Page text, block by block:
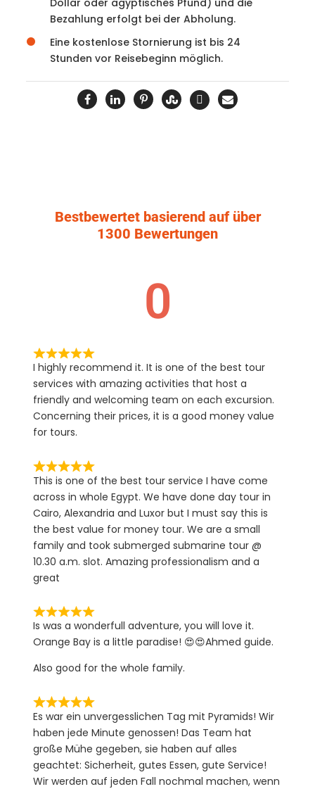
Bezahlung erfolgt bei der Abholung.
Eine kostenlose Stornierung ist bis 24
Stunden vor Reisebeginn möglich.
Bestbewertet basierend auf über
1300 Bewertungen
0
I highly recommend it. It is one of the best tour
services with amazing activities that host a
friendly and welcoming team on each excursion.
Concerning their prices, it is a good money value
for tours.
This is one of the best tour service I have come
across in whole Egypt. We have done day tour in
Cairo, Alexandria and Luxor but I must say this is
the best value for money tour. We are a small
family and took submerged submarine tour @
10.30 a.m. slot. Amazing professionalism and a
great
Is was a wonderfull adventure, you will love it.
Orange Bay is a little paradise! 😍😍Ahmed guide.
Also good for the whole family.
Es war ein unvergesslichen Tag mit Pyramids! Wir
haben jede Minute genossen! Das Team hat
große Mühe gegeben, sie haben auf alles
geachtet: Sicherheit, gutes Essen, gute Service!
Wir werden auf jeden Fall nochmal machen, wenn